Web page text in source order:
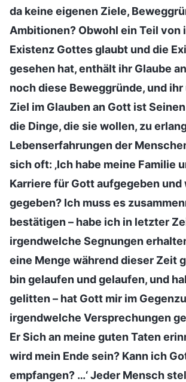
da keine eigenen Ziele,
Ambitionen? Obwohl ein Teil von
Existenz Gottes glaubt und die
gesehen hat, enthält ihr Glaube
noch diese Beweggründe, und
Ziel im Glauben an Gott ist
die Dinge, die sie wollen, zu
Lebenserfahrungen der
sich oft: ‚Ich habe meine Familie
Karriere für Gott aufgegeben und
gegeben? Ich muss es
bestätigen – habe ich in letzter
irgendwelche Segnungen
eine Menge während dieser Zeit
bin gelaufen und gelaufen, und
gelitten – hat Gott mir im
irgendwelche Versprechungen
Er Sich an meine guten Taten
wird mein Ende sein? Kann ich
empfangen? …‘ Jeder Mensch